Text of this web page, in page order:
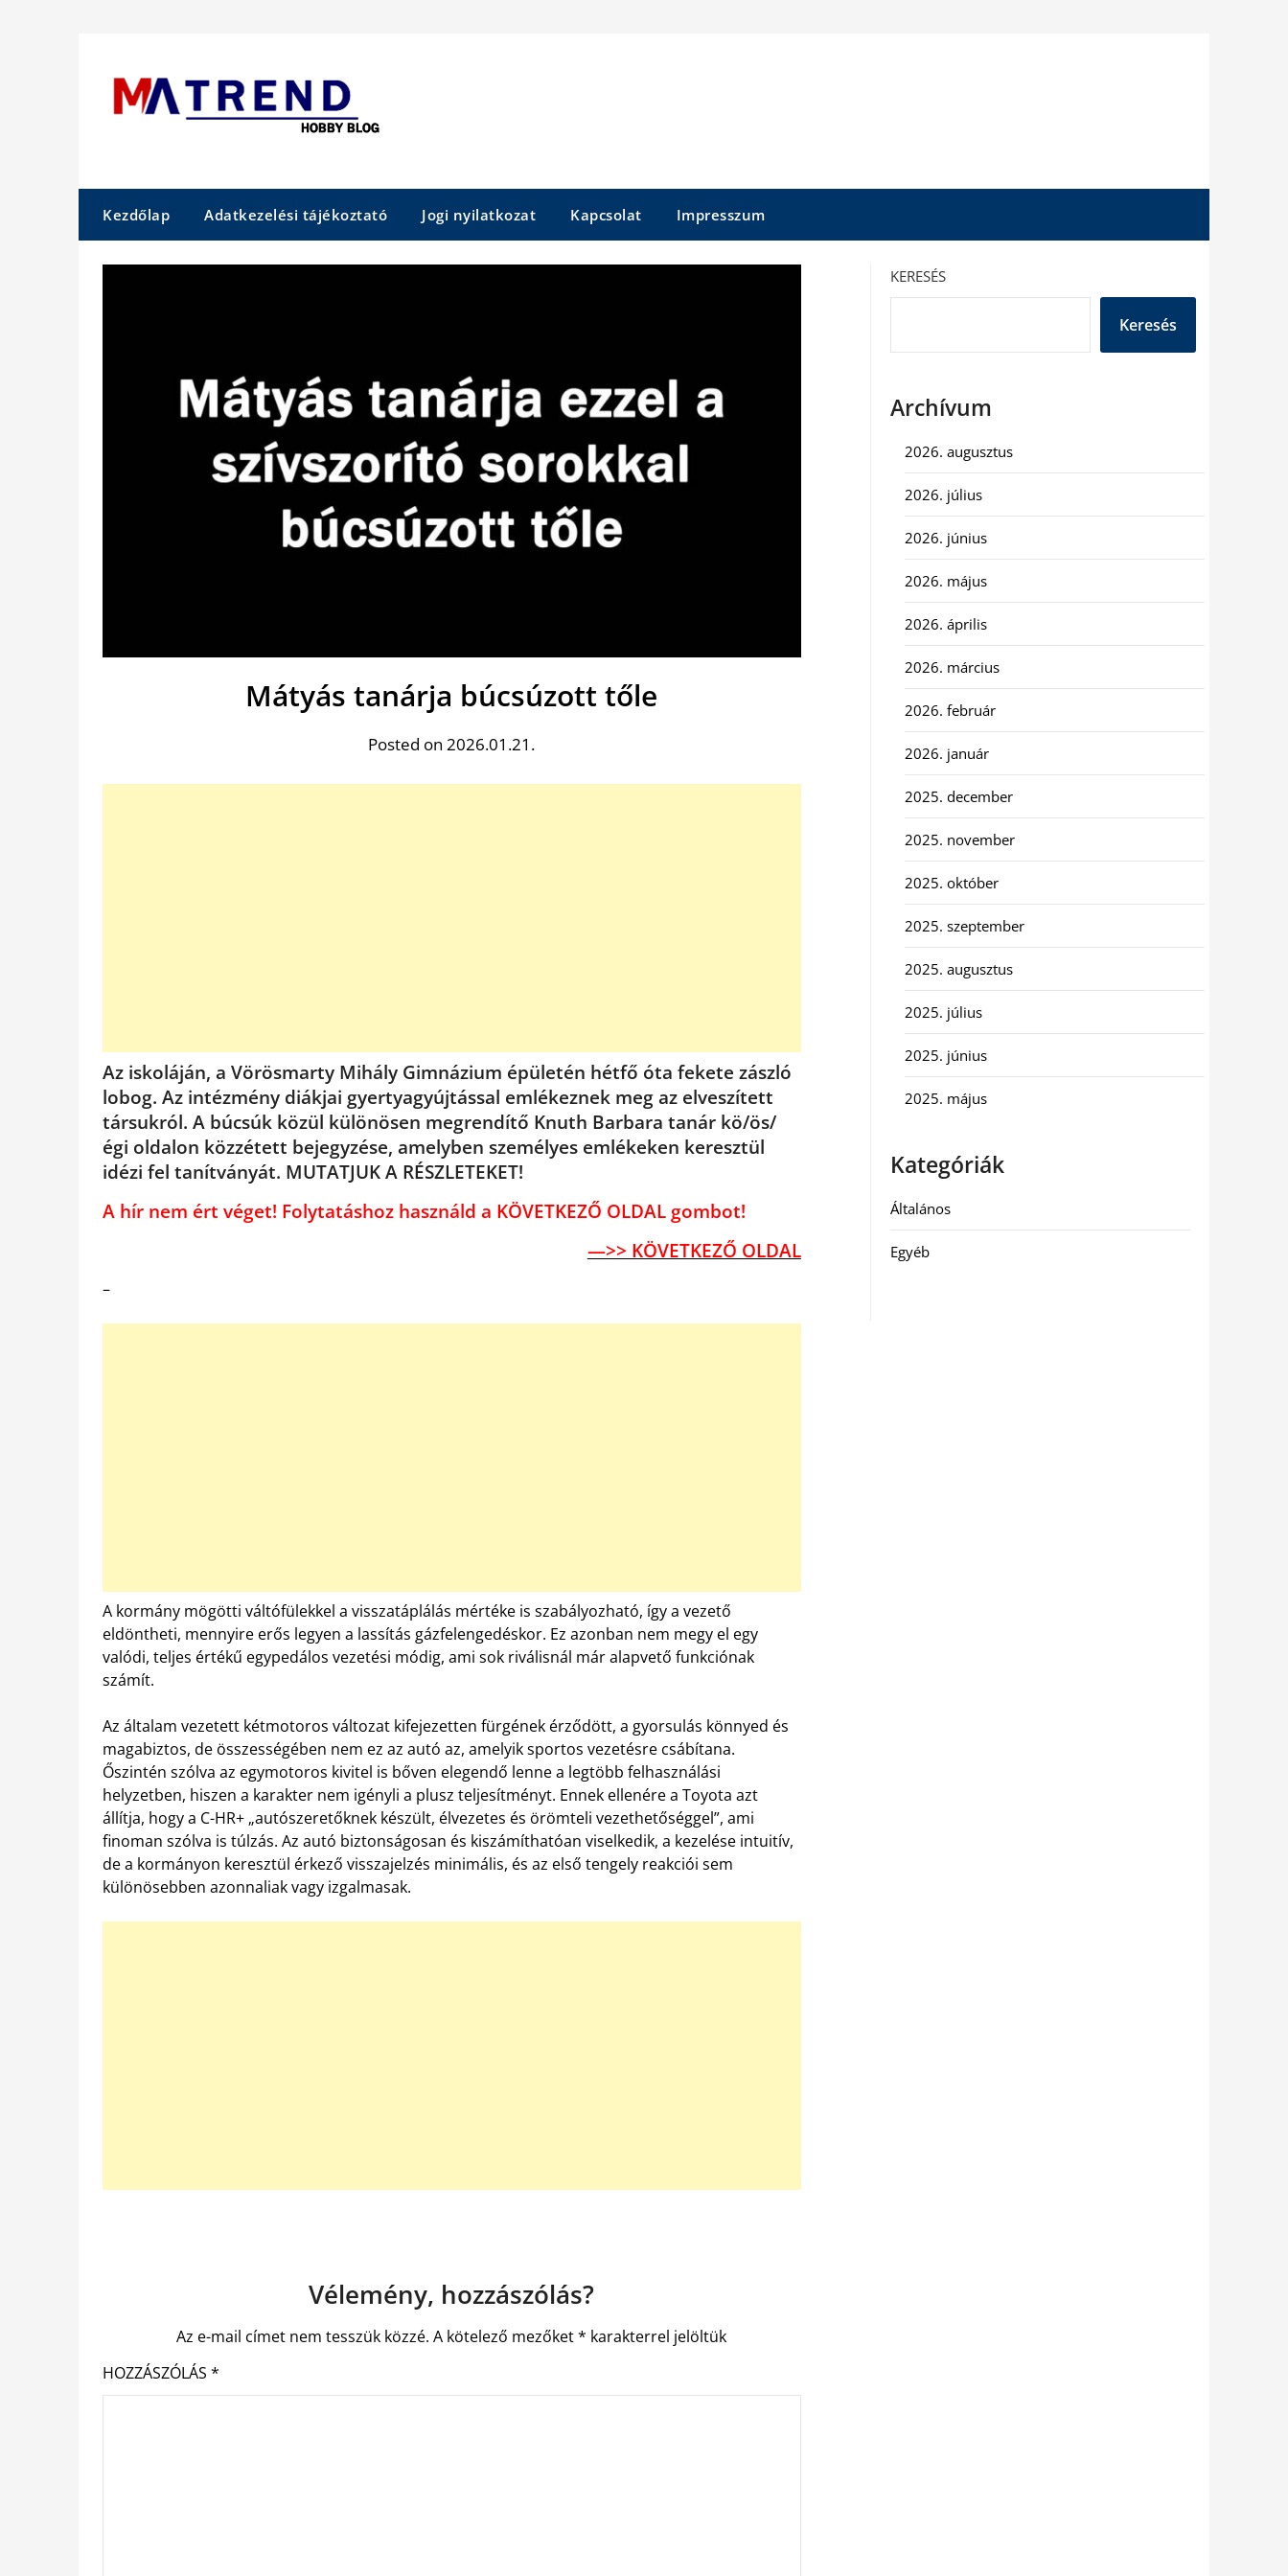
Kezdőlap Adatkezelési tájékoztató Jogi nyilatkozat Kapcsolat Impresszum
Mátyás tanárja búcsúzott tőle
Posted on 2026.01.21.
Az iskoláján, a Vörösmarty Mihály Gimnázium épületén hétfő óta fekete zászló
lobog. Az intézmény diákjai gyertyagyújtással emlékeznek meg az elveszített
társukról. A búcsúk közül különösen megrendítő Knuth Barbara tanár kö/ös/
égi oldalon közzétett bejegyzése, amelyben személyes emlékeken keresztül
idézi fel tanítványát. MUTATJUK A RÉSZLETEKET!
A hír nem ért véget! Folytatáshoz használd a KÖVETKEZŐ OLDAL gombot!
—>> KÖVETKEZŐ OLDAL
–
A kormány mögötti váltófülekkel a visszatáplálás mértéke is szabályozható, így a vezető
eldöntheti, mennyire erős legyen a lassítás gázfelengedéskor. Ez azonban nem megy el egy
valódi, teljes értékű egypedálos vezetési módig, ami sok riválisnál már alapvető funkciónak
számít.
Az általam vezetett kétmotoros változat kifejezetten fürgének érződött, a gyorsulás könnyed és
magabiztos, de összességében nem ez az autó az, amelyik sportos vezetésre csábítana.
Őszintén szólva az egymotoros kivitel is bőven elegendő lenne a legtöbb felhasználási
helyzetben, hiszen a karakter nem igényli a plusz teljesítményt. Ennek ellenére a Toyota azt
állítja, hogy a C-HR+ „autószeretőknek készült, élvezetes és örömteli vezethetőséggel”, ami
finoman szólva is túlzás. Az autó biztonságosan és kiszámíthatóan viselkedik, a kezelése intuitív,
de a kormányon keresztül érkező visszajelzés minimális, és az első tengely reakciói sem
különösebben azonnaliak vagy izgalmasak.
Vélemény, hozzászólás?
Az e-mail címet nem tesszük közzé. A kötelező mezőket* karakterrel jelöltük
HOZZÁSZÓLÁS *
KERESÉS
Keresés
Archívum
2026. augusztus
2026. július
2026. június
2026. május
2026. április
2026. március
2026. február
2026. január
2025. december
2025. november
2025. október
2025. szeptember
2025. augusztus
2025. július
2025. június
2025. május
Kategóriák
Általános
Egyéb